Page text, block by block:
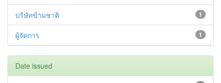
1
บริษัทข้ามชาติ
1
ผู้จัดการ
Date issued